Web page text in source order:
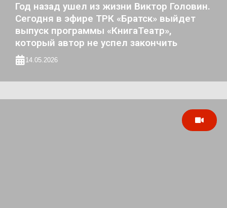
Год назад ушел из жизни Виктор Головин.
Сегодня в эфире ТРК «Братск» выйдет
выпуск программы «КнигаТеатр»,
который автор не успел закончить
14.05.2026